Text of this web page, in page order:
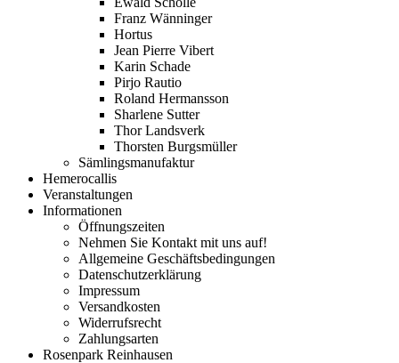
Franz Wänninger
Hortus
Jean Pierre Vibert
Karin Schade
Pirjo Rautio
Roland Hermansson
Sharlene Sutter
Thor Landsverk
Thorsten Burgsmüller
Sämlingsmanufaktur
Hemerocallis
Veranstaltungen
Informationen
Öffnungszeiten
Nehmen Sie Kontakt mit uns auf!
Allgemeine Geschäftsbedingungen
Datenschutzerklärung
Impressum
Versandkosten
Widerrufsrecht
Zahlungsarten
Rosenpark Reinhausen